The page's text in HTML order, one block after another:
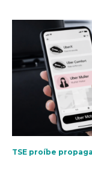
TSE proíbe